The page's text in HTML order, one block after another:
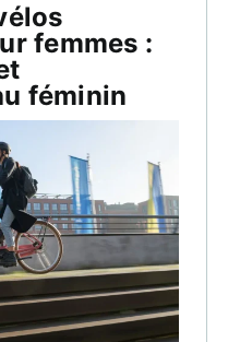
femmes :
féminin